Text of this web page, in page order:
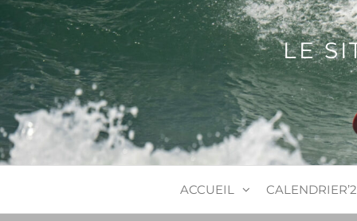
LE
ACCUEIL